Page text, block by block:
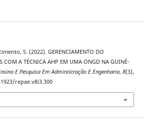
S. (2022). GERENCIAMENTO DO
COM A TÉCNICA AHP EM UMA ONGD NA GUINÉ-
E Pesquisa Em Administração E Engenharia, 8(3),
repae.v8i3.300